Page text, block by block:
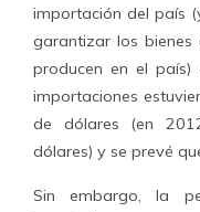
importación del país
garantizar los
producen en el país)
importaciones
de dólares (en
dólares) y se prevé
Sin embargo, la